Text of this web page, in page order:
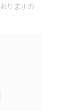
りますの